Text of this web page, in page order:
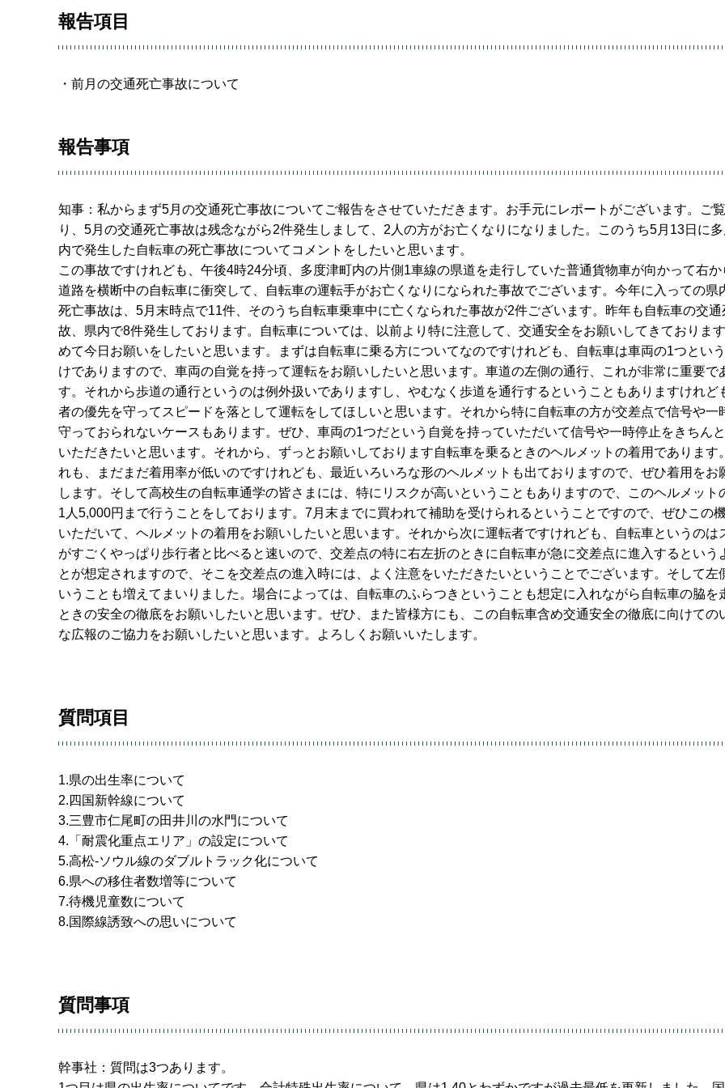
報告項目
・前月の交通死亡事故について
報告事項
知事：私からまず5月の交通死亡事故についてご報告をさせていただきます。お手元にレポートがございます。ご
り、5月の交通死亡事故は残念ながら2件発生しまして、2人の方がお亡くなりになりました。このうち5月13日に
内で発生した自転車の死亡事故についてコメントをしたいと思います。
この事故ですけれども、午後4時24分頃、多度津町内の片側1車線の県道を走行していた普通貨物車が向かって右か
道路を横断中の自転車に衝突して、自転車の運転手がお亡くなりになられた事故でございます。今年に入っての県
死亡事故は、5月末時点で11件、そのうち自転車乗車中に亡くなられた事故が2件ございます。昨年も自転車の交通
故、県内で8件発生しております。自転車については、以前より特に注意して、交通安全をお願いしてきておりま
めて今日お願いをしたいと思います。まずは自転車に乗る方についてなのですけれども、自転車は車両の1つとい
けでありますので、車両の自覚を持って運転をお願いしたいと思います。車道の左側の通行、これが非常に重要で
す。それから歩道の通行というのは例外扱いでありますし、やむなく歩道を通行するということもありますけれど
者の優先を守ってスピードを落として運転をしてほしいと思います。それから特に自転車の方が交差点で信号や一
守っておられないケースもあります。ぜひ、車両の1つだという自覚を持っていただいて信号や一時停止をきちん
いただきたいと思います。それから、ずっとお願いしております自転車を乗るときのヘルメットの着用であります
れも、まだまだ着用率が低いのですけれども、最近いろいろな形のヘルメットも出ておりますので、ぜひ着用をお
します。そして高校生の自転車通学の皆さまには、特にリスクが高いということもありますので、このヘルメット
1人5,000円まで行うことをしております。7月末までに買われて補助を受けられるということですので、ぜひこの
いただいて、ヘルメットの着用をお願いしたいと思います。それから次に運転者ですけれども、自転車というのは
がすごくやっぱり歩行者と比べると速いので、交差点の特に右左折のときに自転車が急に交差点に進入するという
とが想定されますので、そこを交差点の進入時には、よく注意をいただきたいということでございます。そして左
いうことも増えてまいりました。場合によっては、自転車のふらつきということも想定に入れながら自転車の脇を
ときの安全の徹底をお願いしたいと思います。ぜひ、また皆様方にも、この自転車含め交通安全の徹底に向けての
な広報のご協力をお願いしたいと思います。よろしくお願いいたします。
質問項目
1.県の出生率について
2.四国新幹線について
3.三豊市仁尾町の田井川の水門について
4.「耐震化重点エリア」の設定について
5.高松-ソウル線のダブルトラック化について
6.県への移住者数増等について
7.待機児童数について
8.国際線誘致への思いについて
質問事項
幹事社：質問は3つあります。